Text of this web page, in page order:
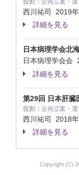
役割： 企画立案・
西川祐司 2019
詳細を見る
日本病理学会北
日本病理学会会
詳細を見る
第29回 日本肝臓
役割： 企画立案・
西川祐司 2018
詳細を見る
Copyright (C)